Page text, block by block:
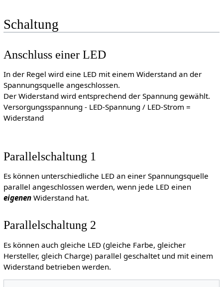
Schaltung
Anschluss einer LED
In der Regel wird eine LED mit einem Widerstand an der
Spannungsquelle angeschlossen.
Der Widerstand wird entsprechend der Spannung gewählt.
Versorgungsspannung - LED-Spannung / LED-Strom =
Widerstand
Parallelschaltung 1
Es können unterschiedliche LED an einer Spannungsquelle
parallel angeschlossen werden, wenn jede LED einen
eigenenWiderstand hat.
Parallelschaltung 2
Es können auch gleiche LED (gleiche Farbe, gleicher
Hersteller, gleich Charge) parallel geschaltet und mit einem
Widerstand betrieben werden.